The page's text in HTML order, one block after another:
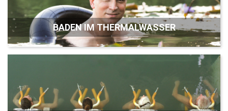
BADEN IM THERMALWASSER